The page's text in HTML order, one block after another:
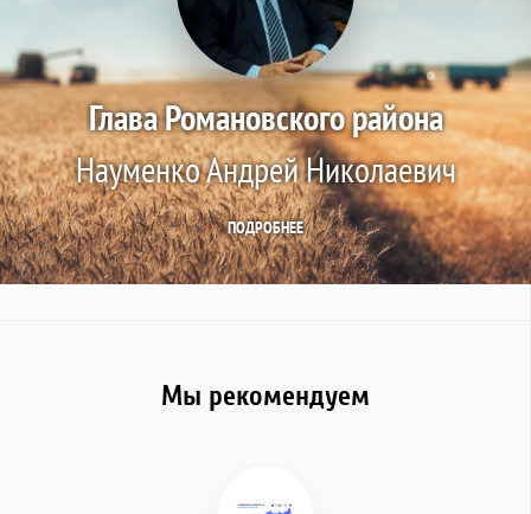
Глава Романовского района
Науменко Андрей Николаевич
ПОДРОБНЕЕ
Мы рекомендуем